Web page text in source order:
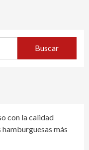
con la calidad
más